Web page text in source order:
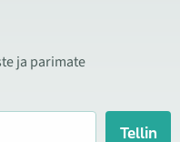
ja parimate
Tellin